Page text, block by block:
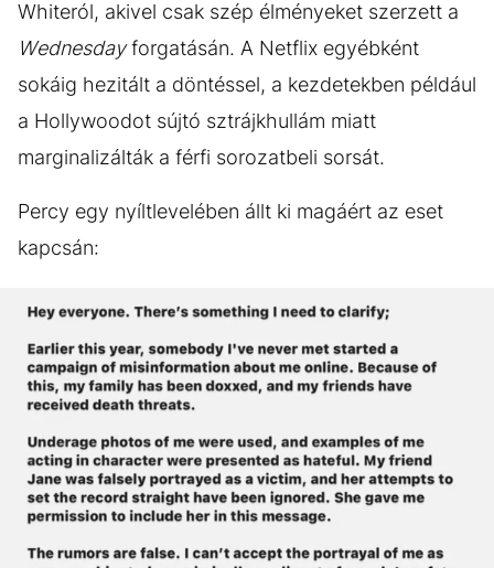
Whiteról, akivel csak szép élményeket szerzett a
Wednesdayforgatásán. A Netflix egyébként
sokáig hezitált a döntéssel, a kezdetekben például
a Hollywoodot sújtó sztrájkhullám miatt
marginalizálták a férfi sorozatbeli sorsát.
Percy egy nyíltlevelében állt ki magáért az eset
kapcsán: